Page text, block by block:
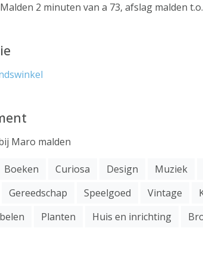
2 minuten van a 73, afslag malden
Maro malden
Boeken Curiosa Design Muziek
Gereedschap Speelgoed Vintage
Planten Huis en inrichting